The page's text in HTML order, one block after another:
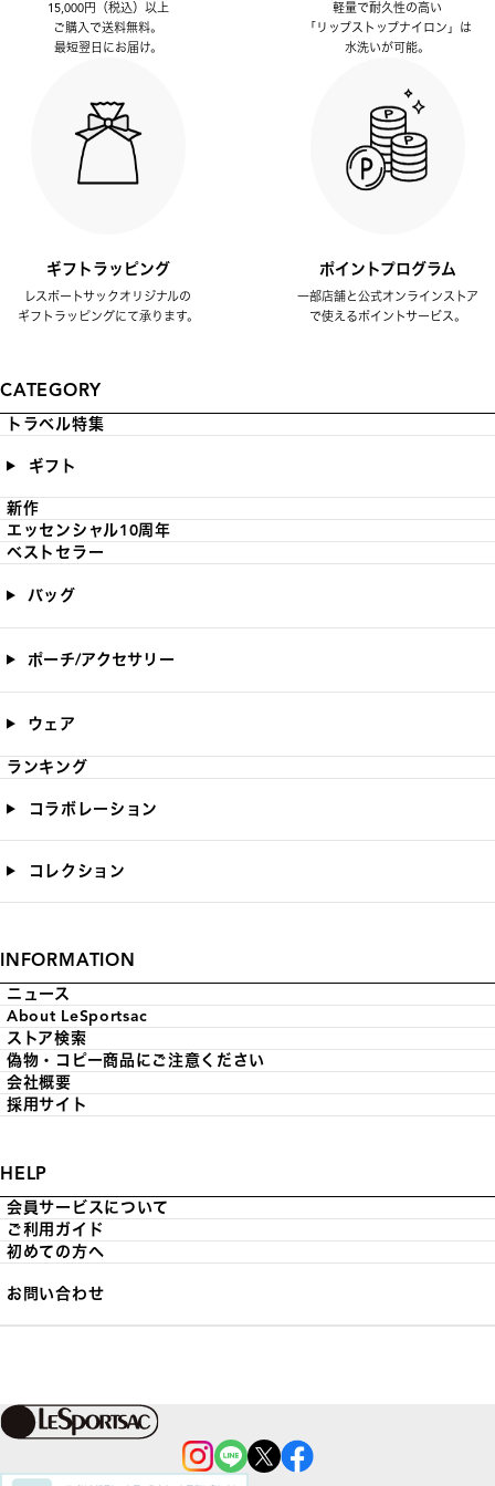
15,000円（税込）以上
ご購入で送料無料。
最短翌日にお届け。
軽量で耐久性の高い
「リップストップナイロン」は
水洗いが可能。
ギフトラッピング
レスポートサックオリジナルの
ギフトラッピングにて承ります。
ポイントプログラム
一部店舗と公式オンラインストア
で使えるポイントサービス。
CATEGORY
トラベル特集
ギフト
新作
エッセンシャル10周年
ベストセラー
バッグ
ポーチ/アクセサリー
ウェア
ランキング
コラボレーション
コレクション
INFORMATION
ニュース
About LeSportsac
ストア検索
偽物・コピー商品にご注意ください
会社概要
採用サイト
HELP
会員サービスについて
ご利用ガイド
初めての方へ
お問い合わせ